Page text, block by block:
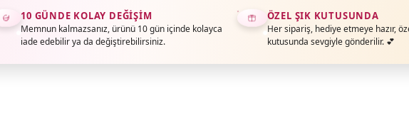
10 GÜNDE KOLAY DEĞIŞIM
Memnun kalmazsanız, ürünü 10 gün içinde kolayca
iade edebilir ya da değiştirebilirsiniz.
ÖZEL ŞIK KUTUSUNDA
Her sipariş, hediye etmeye hazır,
kutusunda sevgiyle gönderilir. 💕